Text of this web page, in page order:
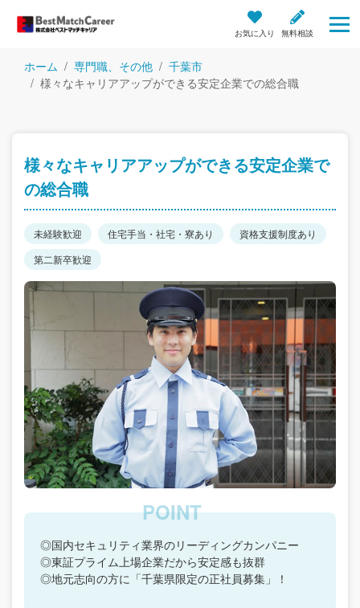
お気に入り 無料相談
ホーム 専門職、その他
千葉市
様々なキャリアアップができる安定企業での総合職
様々なキャリアアップができる安定企業で
の総合職
未経験歓迎 住宅手当・社宅・寮あり
資格支援制度あり
第二新卒歓迎
◎国内セキュリティ業界のリーディングカンパニー
◎東証プライム上場企業だから安定感も抜群
◎地元志向の方に「千葉県限定の正社員募集」！